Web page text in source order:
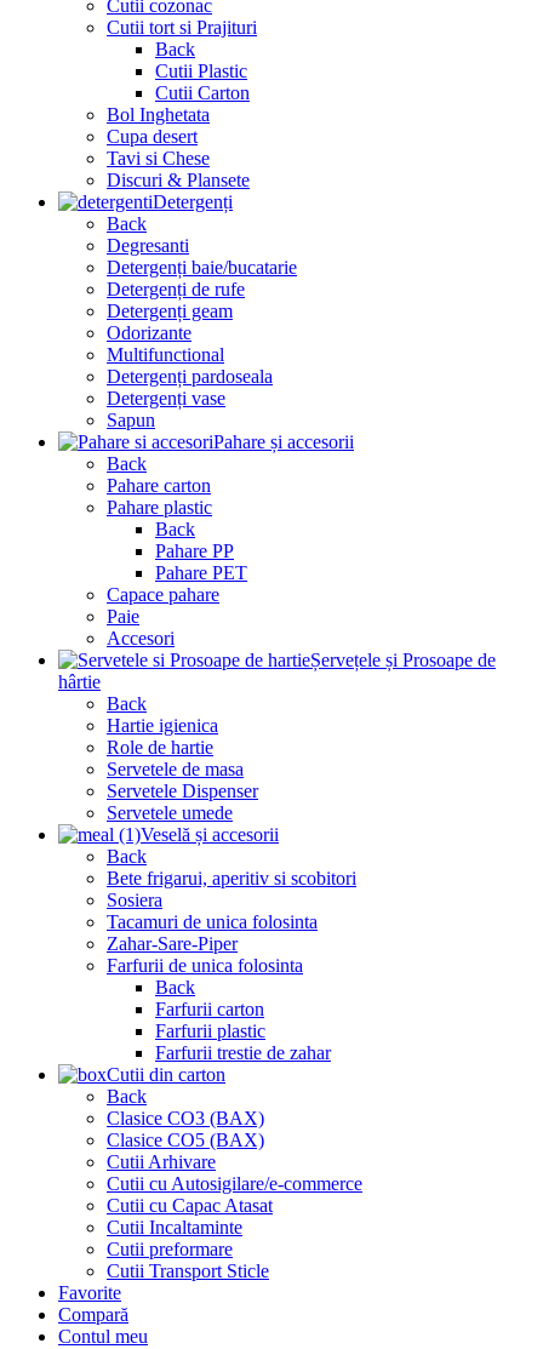
Cutii cozonac
Cutii tort si Prajituri
Back
Cutii Plastic
Cutii Carton
Bol Inghetata
Cupa desert
Tavi si Chese
Discuri & Plansete
Detergenți
Back
Degresanti
Detergenți baie/bucatarie
Detergenți de rufe
Detergenți geam
Odorizante
Multifunctional
Detergenți pardoseala
Detergenți vase
Sapun
Pahare și accesorii
Back
Pahare carton
Pahare plastic
Back
Pahare PP
Pahare PET
Capace pahare
Paie
Accesori
Șervețele și Prosoape de
hârtie
Back
Hartie igienica
Role de hartie
Servetele de masa
Servetele Dispenser
Servetele umede
Veselă și accesorii
Back
Bete frigarui, aperitiv si scobitori
Sosiera
Tacamuri de unica folosinta
Zahar-Sare-Piper
Farfurii de unica folosinta
Back
Farfurii carton
Farfurii plastic
Farfurii trestie de zahar
Cutii din carton
Back
Clasice CO3 (BAX)
Clasice CO5 (BAX)
Cutii Arhivare
Cutii cu Autosigilare/e-commerce
Cutii cu Capac Atasat
Cutii Incaltaminte
Cutii preformare
Cutii Transport Sticle
Favorite
Compară
Contul meu